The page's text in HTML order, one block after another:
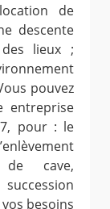
de
descente
lieux ;
pouvez
entreprise
pour : le
de cave,
succession
besoins